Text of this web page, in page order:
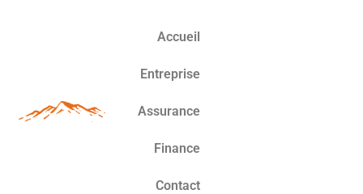
Accueil
Entreprise
Assurance
Finance
Contact